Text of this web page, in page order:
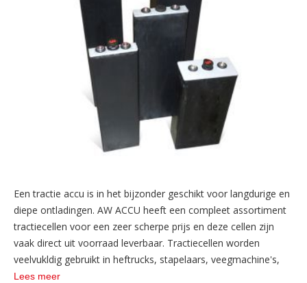
Een tractie accu is in het bijzonder geschikt voor langdurige en
diepe ontladingen. AW ACCU heeft een compleet assortiment
tractiecellen voor een zeer scherpe prijs en deze cellen zijn
vaak direct uit voorraad leverbaar. Tractiecellen worden
veelvukldig gebruikt in heftrucks, stapelaars, veegmachine's,
schrobmachines, Spykstaal wagens, Boten enz.
Lees meer